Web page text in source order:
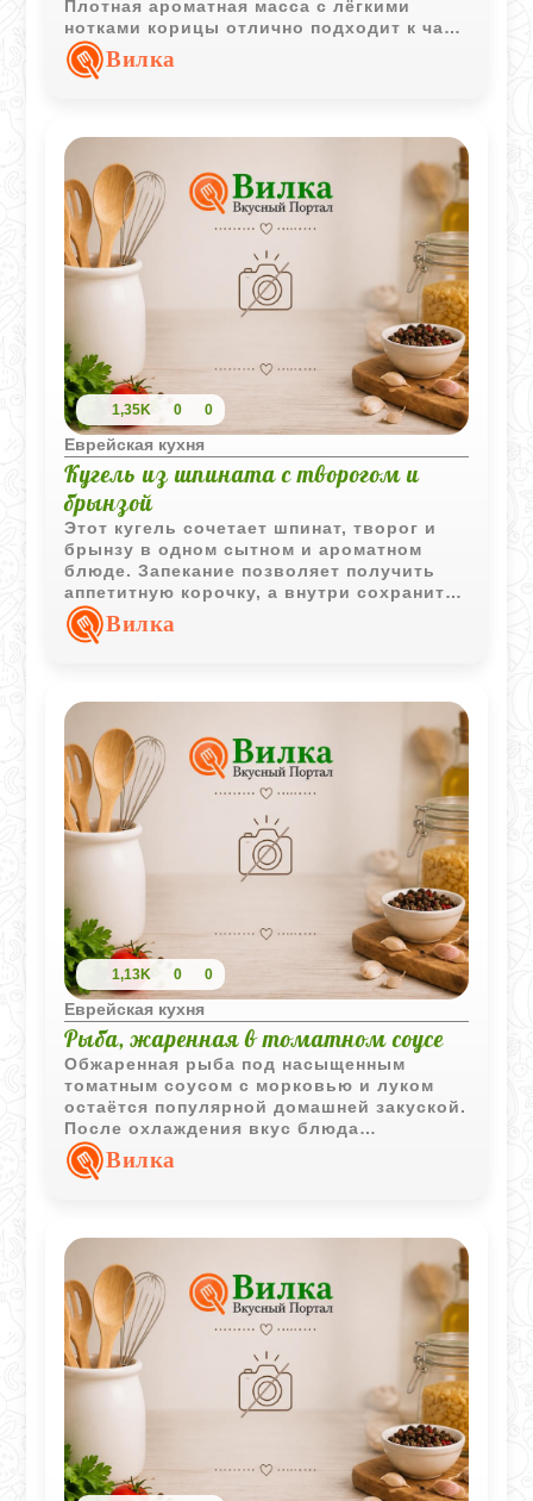
Плотная ароматная масса с лёгкими
нотками корицы отлично подходит к чаю
и долго сохраняет свой вкус.
Вилка
1,35K 0 0
Еврейская кухня
Кугель из шпината с творогом и
брынзой
Этот кугель сочетает шпинат, творог и
брынзу в одном сытном и ароматном
блюде. Запекание позволяет получить
аппетитную корочку, а внутри сохранить
мягкую и сочную структуру.
Вилка
1,13K 0 0
Еврейская кухня
Рыба, жаренная в томатном соусе
Обжаренная рыба под насыщенным
томатным соусом с морковью и луком
остаётся популярной домашней закуской.
После охлаждения вкус блюда
становится ещё более выразительным и
гармоничным.
Вилка